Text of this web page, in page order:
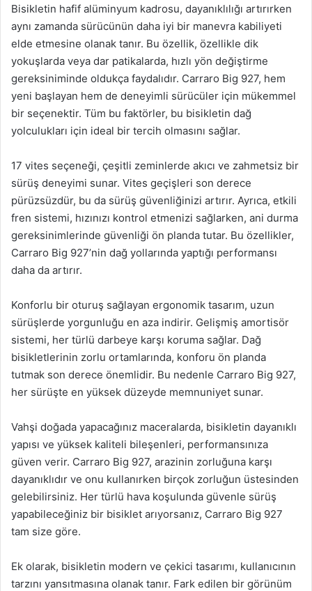
Bisikletin hafif alüminyum kadrosu, dayanıklılığı artırırken
aynı zamanda sürücünün daha iyi bir manevra kabiliyeti
elde etmesine olanak tanır. Bu özellik, özellikle dik
yokuşlarda veya dar patikalarda, hızlı yön değiştirme
gereksiniminde oldukça faydalıdır. Carraro Big 927, hem
yeni başlayan hem de deneyimli sürücüler için mükemmel
bir seçenektir. Tüm bu faktörler, bu bisikletin dağ
yolculukları için ideal bir tercih olmasını sağlar.
17 vites seçeneği, çeşitli zeminlerde akıcı ve zahmetsiz bir
sürüş deneyimi sunar. Vites geçişleri son derece
pürüzsüzdür, bu da sürüş güvenliğinizi artırır. Ayrıca, etkili
fren sistemi, hızınızı kontrol etmenizi sağlarken, ani durma
gereksinimlerinde güvenliği ön planda tutar. Bu özellikler,
Carraro Big 927’nin dağ yollarında yaptığı performansı
daha da artırır.
Konforlu bir oturuş sağlayan ergonomik tasarım, uzun
sürüşlerde yorgunluğu en aza indirir. Gelişmiş amortisör
sistemi, her türlü darbeye karşı koruma sağlar. Dağ
bisikletlerinin zorlu ortamlarında, konforu ön planda
tutmak son derece önemlidir. Bu nedenle Carraro Big 927,
her sürüşte en yüksek düzeyde memnuniyet sunar.
Vahşi doğada yapacağınız maceralarda, bisikletin dayanıklı
yapısı ve yüksek kaliteli bileşenleri, performansınıza
güven verir. Carraro Big 927, arazinin zorluğuna karşı
dayanıklıdır ve onu kullanırken birçok zorluğun üstesinden
gelebilirsiniz. Her türlü hava koşulunda güvenle sürüş
yapabileceğiniz bir bisiklet arıyorsanız, Carraro Big 927
tam size göre.
Ek olarak, bisikletin modern ve çekici tasarımı, kullanıcının
tarzını yansıtmasına olanak tanır. Fark edilen bir görünüm